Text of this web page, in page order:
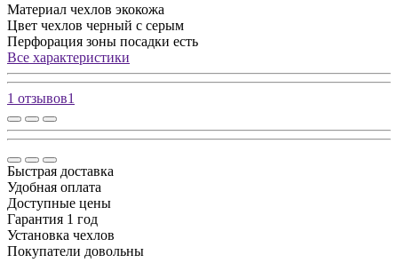
Материал чехлов экокожа
Цвет чехлов черный с серым
Перфорация зоны посадки есть
Все характеристики
1 отзывов1
Быстрая доставка
Удобная оплата
Доступные цены
Гарантия 1 год
Установка чехлов
Покупатели довольны